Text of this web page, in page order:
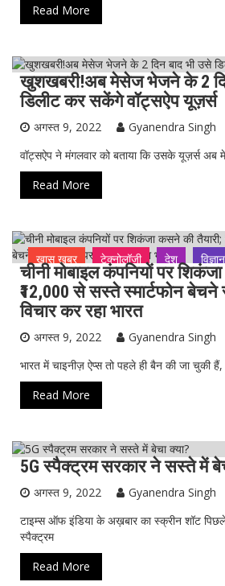
Read More
ख़ास ख़बर टेक्नोलॉजी देश
खुशखबरी!अब मेसेज भेजने के 2
डिलीट कर सकेंगे वॉट्सऐप यूज़र्स
अगस्त 9, 2022
Gyanendra Singh
वॉट्सऐप ने मंगलवार को बताया कि उसके यूज़र्स
Read More
ख़ास ख़बर टेक्नोलॉजी देश
चीनी मोबाइल कंपनियों पर
₹12,000 से सस्ते स्मार्टफोन
विचार कर रहा भारत
अगस्त 9, 2022
Gyanendra Singh
भारत में चाइनीज़ ऐप्स तो पहले ही बैन की जा चुकी हैं,
Read More
ख़ास ख़बर टेक्नोलॉजी देश
5G स्पैक्ट्रम सरकार ने सस्ते में
अगस्त 9, 2022
Gyanendra Singh
टाइम्स ऑफ इंडिया के अख़बार का स्क्रीन शॉट
स्पैक्ट्रम
Read More